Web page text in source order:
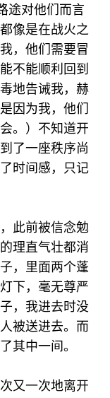
途对他们而言
像是在战火之
，他们需要冒
不能顺利回到
地告诫我，赫
因为我，他们
。）不知道开
了一座秩序尚
时间感，只记
此前被信念勉
理直气壮都消
，里面两个蓬
下，毫无尊严
，我进去时没
被送进去。而
其中一间。
又一次地离开